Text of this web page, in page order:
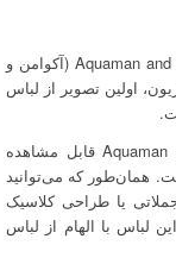
از تیرماه امسال، مراحل فیلم‌برداری و تولید فیلم Aquaman and the Lost Kingdom (آکوامن و
اولین تصویر از لباس
در تصویر دوم لباس جدید آکوامن در فیلم Aquaman and the Lost Kingdom قابل مشاهده
همان‌طور که می‌توانید
یا طراحی کلاسیک
لباس با الهام از لباس